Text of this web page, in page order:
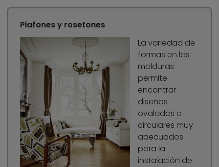
Plafones y rosetones
La variedad de
formas en las
molduras
permite
encontrar
diseños
ovalados o
circulares muy
adecuados
para la
instalación de